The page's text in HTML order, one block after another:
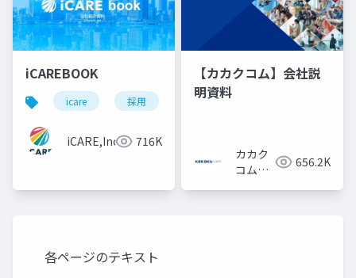
iCAREBOOK
icare 採用 カルチャーデック
iCARE,Inc 716K
【カカクコム】会社説
明資料
カカク
コム採
656.2K
各ページのテキスト